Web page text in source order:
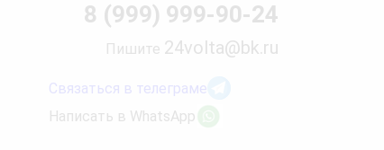
8 (999) 999-90-24
Пишите 24volta@bk.ru
Связаться в телеграме
Написать в WhatsApp